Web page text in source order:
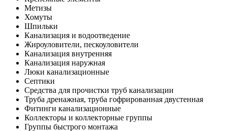
Метизы
Хомуты
Шпильки
Канализация и водоотведение
Жироуловители, пескоуловители
Канализация внутренняя
Канализация наружная
Люки канализационные
Септики
Средства для прочистки труб канализации
Труба дренажная, труба гофрированная двустенная
Фитинги канализационные
Коллекторы и коллекторные группы
Группы быстрого монтажа